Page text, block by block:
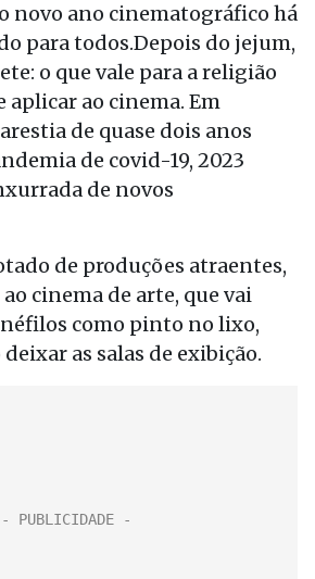
novo ano cinematográfico há
para todos.Depois do jejum,
o que vale para a religião
aplicar ao cinema. Em
de quase dois anos
de covid-19, 2023
de novos
de produções atraentes,
cinema de arte, que vai
como pinto no lixo,
as salas de exibição.